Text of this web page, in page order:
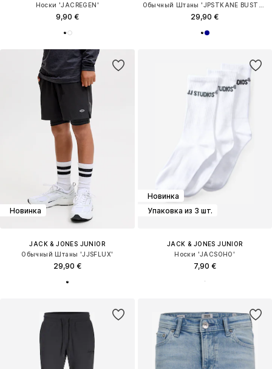
Носки 'JACREGEN'
9,90 € 29,90 €
Новинка
JACK & JONES JUNIOR
Обычный Штаны 'JJSFLUX'
29,90 €
Новинка
Упаковка из 3 шт.
JACK & JONES JUNIOR
Носки 'JACSOHO'
7,90 €